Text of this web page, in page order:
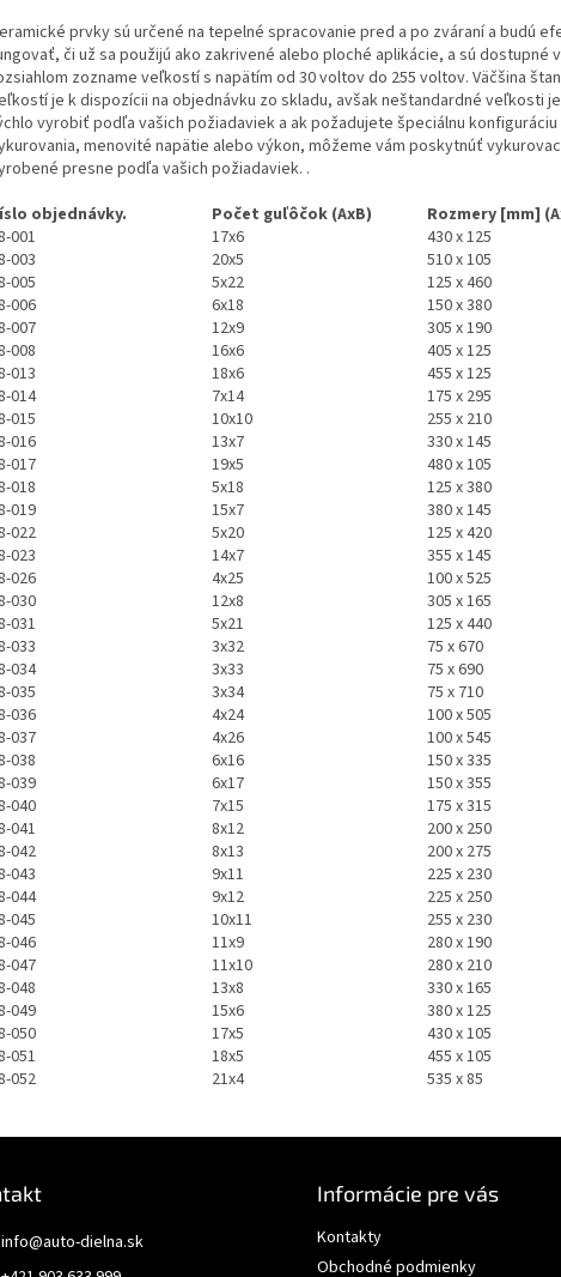
prvky sú určené na tepelné spracovanie pred a po zváraní a budú
či už sa použijú ako zakrivené alebo ploché aplikácie, a sú dostupné v
zozname veľkostí s napätím od 30 voltov do 255 voltov. Väčšina
je k dispozícii na objednávku zo skladu, avšak neštandardné veľkosti
vyrobiť podľa vašich požiadaviek a ak požadujete špeciálnu konfiguráciu
menovité napätie alebo výkon, môžeme vám poskytnúť
presne podľa vašich požiadaviek. .
objednávky.
Počet guľôčok (AxB)
Rozmery [mm]
001
17x6
430 x 125
003
20x5
510 x 105
005
5x22
125 x 460
006
6x18
150 x 380
007
12x9
305 x 190
008
16x6
405 x 125
013
18x6
455 x 125
014
7x14
175 x 295
015
10x10
255 x 210
016
13x7
330 x 145
017
19x5
480 x 105
018
5x18
125 x 380
019
15x7
380 x 145
022
5x20
125 x 420
023
14x7
355 x 145
026
4x25
100 x 525
030
12x8
305 x 165
031
5x21
125 x 440
033
3x32
75 x 670
034
3x33
75 x 690
035
3x34
75 x 710
036
4x24
100 x 505
037
4x26
100 x 545
038
6x16
150 x 335
039
6x17
150 x 355
040
7x15
175 x 315
041
8x12
200 x 250
042
8x13
200 x 275
043
9x11
225 x 230
044
9x12
225 x 250
045
10x11
255 x 230
046
11x9
280 x 190
047
11x10
280 x 210
048
13x8
330 x 165
049
15x6
380 x 125
050
17x5
430 x 105
051
18x5
455 x 105
052
21x4 535 x 85
info@auto-dielna.sk
Informácie pre vás
Kontakty
Obchodné podmienky